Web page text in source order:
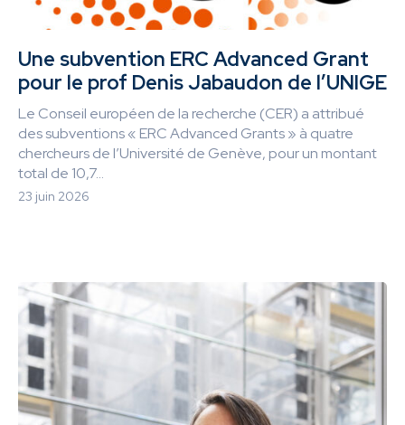
Une subvention ERC Advanced Grant
pour le prof Denis Jabaudon de l’UNIGE
Le Conseil européen de la recherche (CER) a attribué
des subventions « ERC Advanced Grants » à quatre
chercheurs de l’Université de Genève, pour un montant
total de 10,7...
23 juin 2026